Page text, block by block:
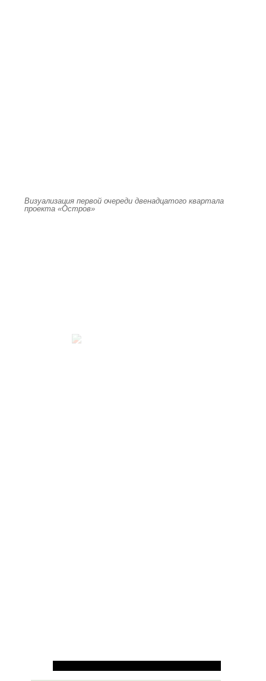
Визуализация первой очереди двенадцатого квартала
проекта «Остров»